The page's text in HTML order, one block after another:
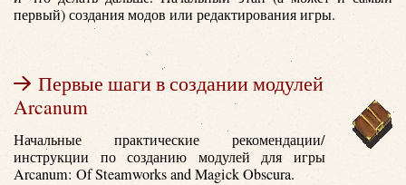
первый) создания модов или редактирования игры.
Первые шаги в создании модулей
Arcanum
Начальные практические рекомендации/
инструкции по созданию модулей для игры
Arcanum: Of Steamworks and Magick Obscura.